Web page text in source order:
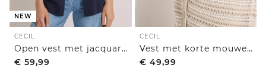
NEW
CECIL
Open vest met jacquardpatroon
€ 59,99
CECIL
Vest met korte mouwen en polokraag
€ 49,99